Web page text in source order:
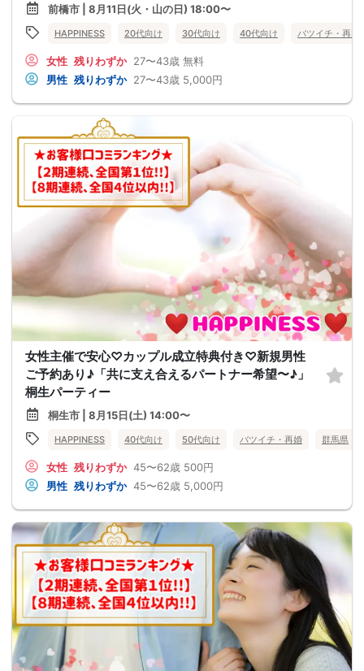
前橋市 | 8月11日(火・山の日) 18:00〜
HAPPINESS 20代向け 30代向け 40代向け バツイチ・再婚
女性 残りわずか 27〜43歳 無料
男性 残りわずか 27〜43歳 5,000円
女性主催で安心♡カップル成立特典付き♡新規男性
ご予約あり♪「共に支え合えるパートナー希望〜♪」
桐生パーティー
桐生市 | 8月15日(土) 14:00〜
HAPPINESS 40代向け 50代向け バツイチ・再婚 群馬県
女性 残りわずか 45〜62歳 500円
男性 残りわずか 45〜62歳 5,000円